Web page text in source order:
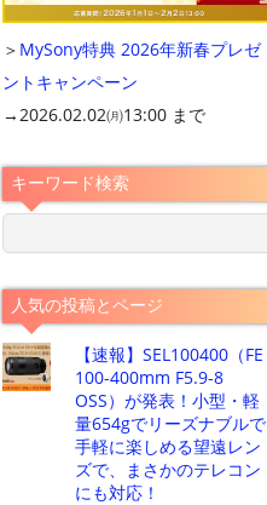
＞ MySony特典 2026年新春プレゼ
ントキャンペーン
→2026.02.02㈪13:00 まで
キーワード検索
人気の投稿とページ
【速報】SEL100400（FE
100-400mm F5.9-8
OSS）が発表！小型・軽
量654gでリーズナブルで
手軽に楽しめる望遠レン
ズで、まさかのテレコン
にも対応！